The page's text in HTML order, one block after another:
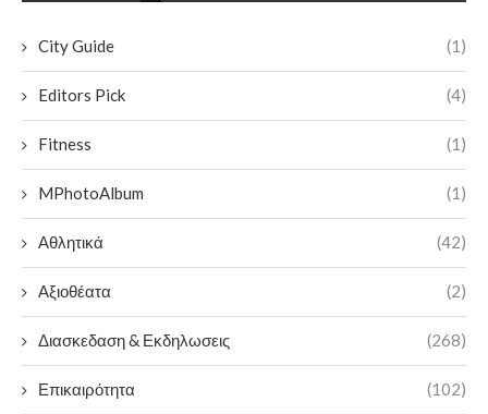
City Guide (1)
Editors Pick (4)
Fitness (1)
MPhotoAlbum (1)
Αθλητικά (42)
Αξιοθέατα (2)
Διασκεδαση & Εκδηλωσεις (268)
Επικαιρότητα (102)